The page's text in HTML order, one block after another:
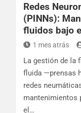
Redes
(PINNs):
fluidos bajo
1 mes atrás
La gestión de la
fluida —prensas
redes
mantenimientos
el…